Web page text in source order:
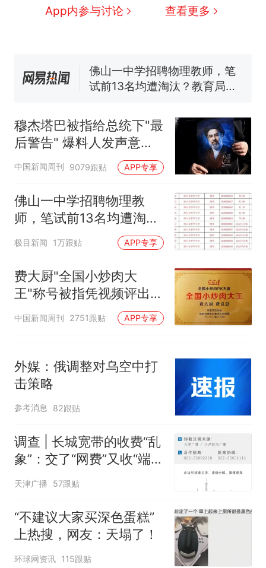
App内参与讨论 查看更多
协会回应
台风"白海豚"中心附近最大风
已叫停招聘，成立调查组全面
核查
笔试第一被第二名传话劝弃考
官方通报
因老师一句“跟我回家”改写了
人生
穆杰塔巴被指给总统下"最
后警告" 爆料人发声意味
深长
中国新闻周刊 9079跟贴 APP专享
佛山一中学招聘物理教
师，笔试前13名均遭淘
汰？教育局：已叫停招
聘，成立调查组全面核查
极目新闻 1万跟贴 APP专享
费大厨"全国小炒肉大
王"称号被指凭视频评出
官方回应
中国新闻周刊 2751跟贴 APP专享
外媒：俄调整对乌空中打
击策略
参考消息 82跟贴
调查 | 长城宽带的收费“乱
象”：交了“网费”又收“端口
费”，退费没着落，使用期
天津广播 57跟贴
“不建议大家买深色蛋糕”
上热搜，网友：天塌了！
环球网资讯 115跟贴